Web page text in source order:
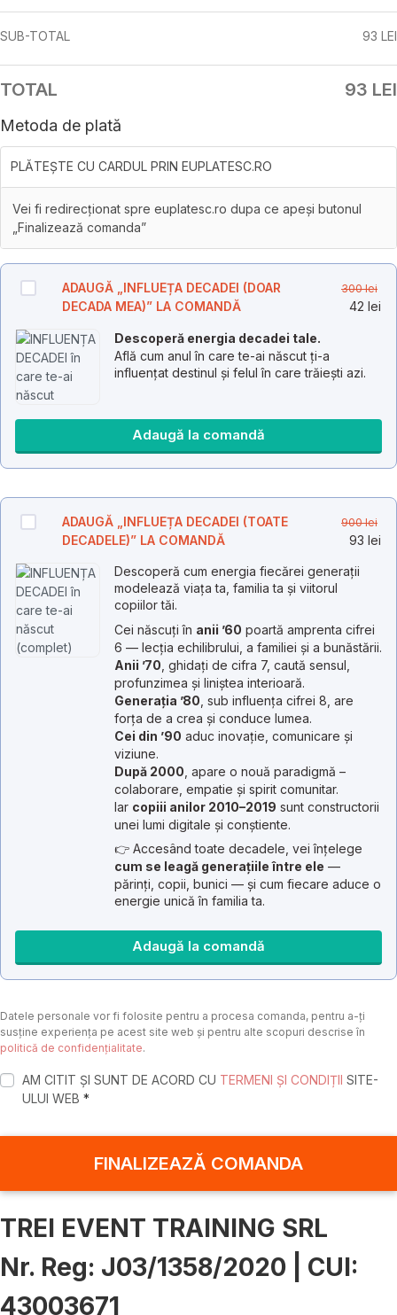
SUB-TOTAL 93 LEI
TOTAL 93 LEI
Metoda de plată
PLĂTEȘTE CU CARDUL PRIN EUPLATESC.RO
Vei fi redirecționat spre euplatesc.ro dupa ce apeși butonul
„Finalizează comanda”
ADAUGĂ „INFLUEȚA DECADEI (DOAR
DECADA MEA)” LA COMANDĂ
300lei
42 lei
Descoperă energia decadei tale.
Află cum anul în care te-ai născut ți-a
influențat destinul și felul în care trăiești azi.
Adaugă la comandă
ADAUGĂ „INFLUEȚA DECADEI (TOATE
DECADELE)” LA COMANDĂ
900lei
93 lei
Descoperă cum energia fiecărei generații
modelează viața ta, familia ta și viitorul
copiilor tăi.
Cei născuți în anii ’60 poartă amprenta cifrei
6 — lecția echilibrului, a familiei și a bunăstării.
Anii ’70 , ghidați de cifra 7, caută sensul,
profunzimea și liniștea interioară.
Generația ’80 , sub influența cifrei 8, are
forța de a crea și conduce lumea.
Cei din ’90 aduc inovație, comunicare și
viziune.
După 2000 , apare o nouă paradigmă –
colaborare, empatie și spirit comunitar.
Iar copiii anilor 2010–2019 sunt constructorii
unei lumi digitale și conștiente.
👉 Accesând toate decadele, vei înțelege
cum se leagă generațiile între ele —
părinți, copii, bunici — și cum fiecare aduce o
energie unică în familia ta.
Adaugă la comandă
Datele personale vor fi folosite pentru a procesa comanda, pentru a-ți
susține experiența pe acest site web și pentru alte scopuri descrise în
politică de confidențialitate.
AM CITIT ȘI SUNT DE ACORD CU TERMENI ȘI CONDIȚII SITE-
ULUI WEB *
FINALIZEAZĂ COMANDA
TREI EVENT TRAINING SRL
Nr. Reg: J03/1358/2020 | CUI:
43003671